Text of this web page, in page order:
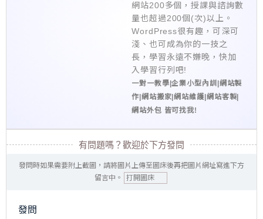
網站200多個，授課與諮詢數
量也超過200個(次)以上。
WordPress很有趣，可深可
淺、也可成為你的一技之
長，學習永遠不嫌晚，快加
入學習行列吧!
一對一教學|企業小型內訓|網站製
作|網站搬家|網站維護|網站客製|
網站外包 皆可找我!
有問題嗎？歡迎於下方發問
發問時如果需要附上截圖，請將圖片上傳至圖床後再把圖片網址寫進下方
留言中。
打開圖床
發問